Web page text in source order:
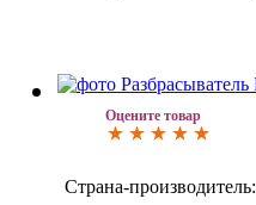
Оцените товар
Страна-производитель: